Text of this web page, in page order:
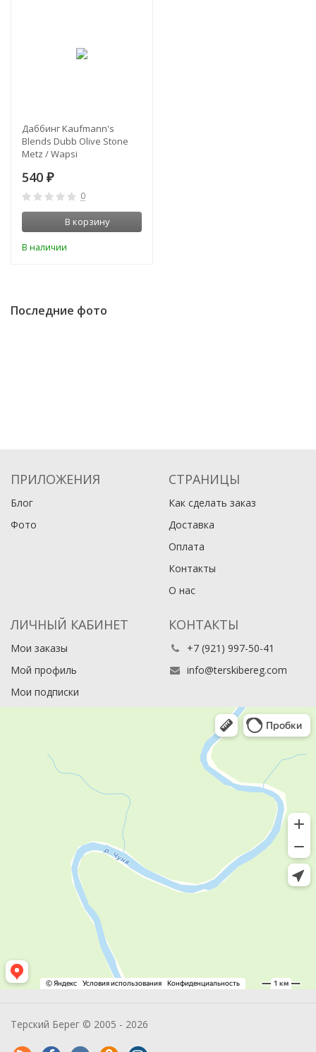
Даббинг Kaufmann's
Blends Dubb Olive Stone
Metz / Wapsi
540 ₽
0
В корзину
В наличии
Последние фото
ПРИЛОЖЕНИЯ
Блог
Фото
СТРАНИЦЫ
Как сделать заказ
Доставка
Оплата
Контакты
О нас
ЛИЧНЫЙ КАБИНЕТ
Мои заказы
Мой профиль
Мои подписки
КОНТАКТЫ
+7 (921) 997-50-41
info@terskibereg.com
Терский Берег © 2005 - 2026